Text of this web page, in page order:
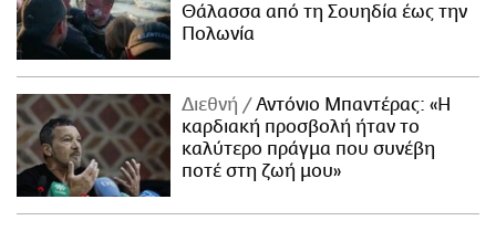
Θάλασσα από τη Σουηδία έως την
Πολωνία
Διεθνή
Αντόνιο Μπαντέρας: «Η
καρδιακή προσβολή ήταν το
καλύτερο πράγμα που συνέβη
ποτέ στη ζωή μου»